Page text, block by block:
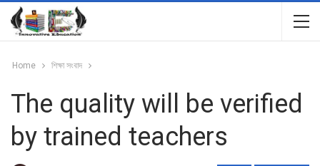
Home শিক্ষা সংবাদ
The quality will be verified
by trained teachers